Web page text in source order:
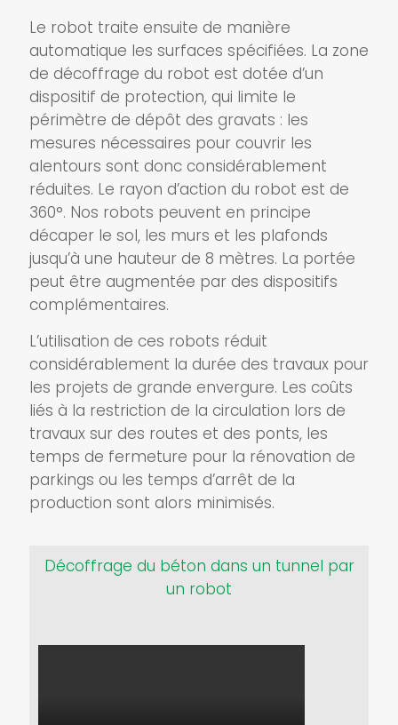
Le robot traite ensuite de manière
automatique les surfaces spécifiées. La zone
de décoffrage du robot est dotée d’un
dispositif de protection, qui limite le
périmètre de dépôt des gravats : les
mesures nécessaires pour couvrir les
alentours sont donc considérablement
réduites. Le rayon d’action du robot est de
360°. Nos robots peuvent en principe
décaper le sol, les murs et les plafonds
jusqu’à une hauteur de 8 mètres. La portée
peut être augmentée par des dispositifs
complémentaires.
L’utilisation de ces robots réduit
considérablement la durée des travaux pour
les projets de grande envergure. Les coûts
liés à la restriction de la circulation lors de
travaux sur des routes et des ponts, les
temps de fermeture pour la rénovation de
parkings ou les temps d’arrêt de la
production sont alors minimisés.
Décoffrage du béton dans un tunnel par
un robot